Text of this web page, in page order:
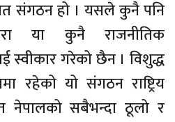
संगठन हो । यसले कुनै पनि
या कुनै राजनीतिक
स्वीकार गरेको छैन । विशुद्ध
रहेको यो संगठन राष्ट्रिय
नेपालको सबैभन्दा ठूलो र